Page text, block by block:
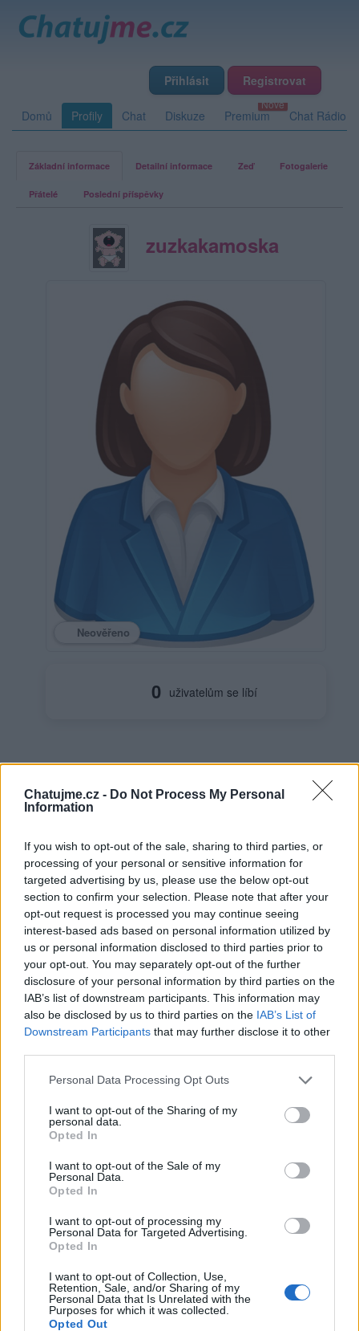
Chatujme.cz - Do Not Process My Personal
Information
If you wish to opt-out of the sale, sharing to third parties, or
processing of your personal or sensitive information for
targeted advertising by us, please use the below opt-out
section to confirm your selection. Please note that after your
opt-out request is processed you may continue seeing
interest-based ads based on personal information utilized by
us or personal information disclosed to third parties prior to
your opt-out. You may separately opt-out of the further
disclosure of your personal information by third parties on the
IAB’s list of downstream participants. This information may
also be disclosed by us to third parties on the IAB’s List of
Downstream Participants that may further disclose it to other
Personal Data Processing Opt Outs
I want to opt-out of the Sharing of my
personal data.
Opted In
I want to opt-out of the Sale of my
Personal Data.
Opted In
I want to opt-out of processing my
Personal Data for Targeted Advertising.
Opted In
I want to opt-out of Collection, Use,
Retention, Sale, and/or Sharing of my
Personal Data that Is Unrelated with the
Purposes for which it was collected.
Opted Out
Přihlásit Registrovat
Domů Profily Chat Diskuze Premium Chat Rádio
Základní informace Detailní informace Zeď Fotogalerie
Přátelé Poslední příspěvky
zuzkakamoska
Neověřeno
0 uživatelům se líbí
Věk: 76
Napsat uživateli vzkaz
Informace o profilu a chatu
Registrace od: 07.11.2021 12:47
Online: Není nikde online
Naposledy aktivní: 23.04.2023 16:21
Prochatováno: 50.20 hod.
Počet přátel: 11
Profil zobrazen: 420x
Líbí se:0
Oblibené místnosti:Pivo,Sejdeme se na terase,Studánka
Sledované diskuze:Informace pro uživatele
Poslední 3 příspěvky na mé zdi
Nemá žádné příspěvky
Moji nejnovější přátelé
Kamarádka:klausovakristina
Říká o mně: